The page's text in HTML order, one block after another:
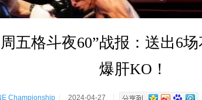
五格斗夜60”战报：送出6
爆肝KO！
Championship 2024-04-27